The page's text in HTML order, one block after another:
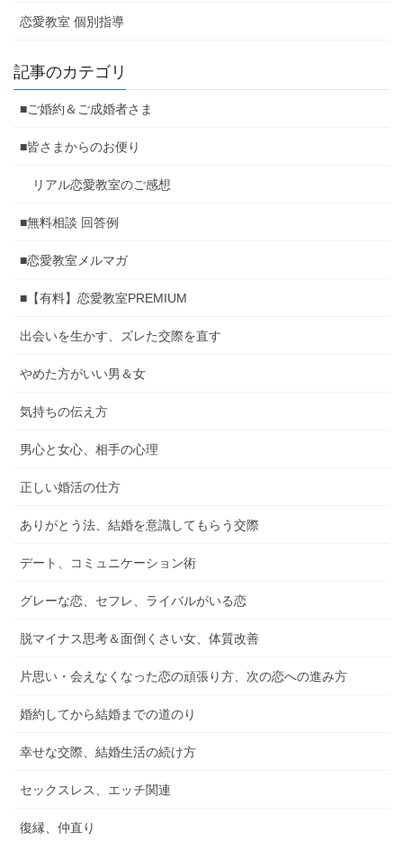
恋愛教室 個別指導
記事のカテゴリ
■ご婚約＆ご成婚者さま
■皆さまからのお便り
リアル恋愛教室のご感想
■無料相談 回答例
■恋愛教室メルマガ
■【有料】恋愛教室PREMIUM
出会いを生かす、ズレた交際を直す
やめた方がいい男＆女
気持ちの伝え方
男心と女心、相手の心理
正しい婚活の仕方
ありがとう法、結婚を意識してもらう交際
デート、コミュニケーション術
グレーな恋、セフレ、ライバルがいる恋
脱マイナス思考＆面倒くさい女、体質改善
片思い・会えなくなった恋の頑張り方、次の恋への進み方
婚約してから結婚までの道のり
幸せな交際、結婚生活の続け方
セックスレス、エッチ関連
復縁、仲直り